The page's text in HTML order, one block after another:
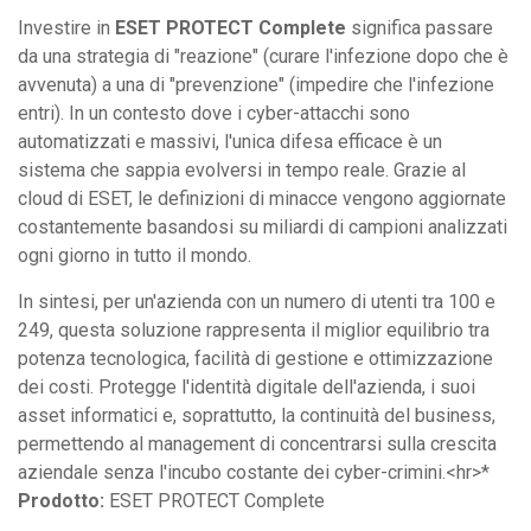
Investire in ESET PROTECT Complete significa passare
da una strategia di "reazione" (curare l'infezione dopo che è
avvenuta) a una di "prevenzione" (impedire che l'infezione
entri). In un contesto dove i cyber-attacchi sono
automatizzati e massivi, l'unica difesa efficace è un
sistema che sappia evolversi in tempo reale. Grazie al
cloud di ESET, le definizioni di minacce vengono aggiornate
costantemente basandosi su miliardi di campioni analizzati
ogni giorno in tutto il mondo.
In sintesi, per un'azienda con un numero di utenti tra 100 e
249, questa soluzione rappresenta il miglior equilibrio tra
potenza tecnologica, facilità di gestione e ottimizzazione
dei costi. Protegge l'identità digitale dell'azienda, i suoi
asset informatici e, soprattutto, la continuità del business,
permettendo al management di concentrarsi sulla crescita
aziendale senza l'incubo costante dei cyber-crimini.<hr>*
Prodotto: ESET PROTECT Complete